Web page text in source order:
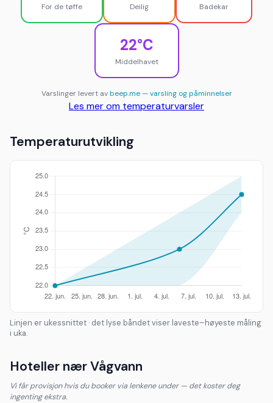
For de tøffe Deilig Badekar
22°C
Middelhavet
Varslinger levert avbeep.me — varsling og påminnelser
Les mer om temperaturvarsler
Temperaturutvikling
Linjen er ukessnittet · det lyse båndet viser laveste–høyeste måling
i uka.
Hoteller nær Vågvann
Vi får provisjon hvis du booker via lenkene under — det koster deg
ingenting ekstra.